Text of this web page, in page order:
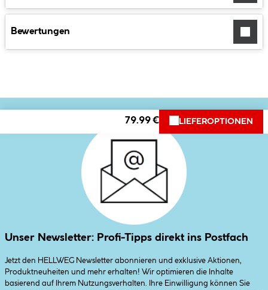
Bewertungen
79.99 € LIEFEROPTIONEN
Unser Newsletter: Profi-Tipps direkt ins Postfach
Jetzt den HELLWEG Newsletter abonnieren und exklusive Aktionen,
Produktneuheiten und mehr erhalten! Wir optimieren die Inhalte
basierend auf Ihrem Nutzungsverhalten. Ihre Einwilligung können Sie